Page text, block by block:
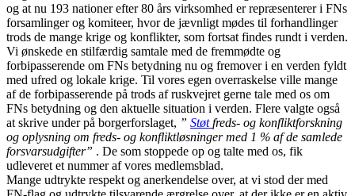
og at nu 193 nationer efter 80 års virksomhed er repræsenterer i FNs
forsamlinger og komiteer, hvor de jævnligt mødes til forhandlinger
trods de mange krige og konflikter, som fortsat findes rundt i verden.
Vi ønskede en stilfærdig samtale med de fremmødte og
forbipasserende om FNs betydning nu og fremover i en verden fyldt
med ufred og lokale krige. Til vores egen overraskelse ville mange
af de forbipasserende på trods af ruskvejret gerne tale med os om
FNs betydning og den aktuelle situation i verden. Flere valgte også
at skrive under på borgerforslaget, ” Støtfreds- og konfliktforskning
og oplysning om freds- og konfliktløsninger med 1 % af de samlede
forsvarsudgifter” . De som stoppede op og talte med os, fik
udleveret et nummer af vores medlemsblad.
Mange udtrykte respekt og anerkendelse over, at vi stod der med